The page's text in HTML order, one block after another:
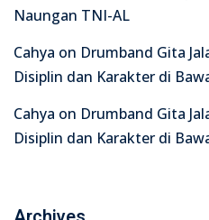
Naungan TNI-AL
Cahya on Drumband Gita
Disiplin dan Karakter di
Cahya on Drumband Gita
Disiplin dan Karakter di